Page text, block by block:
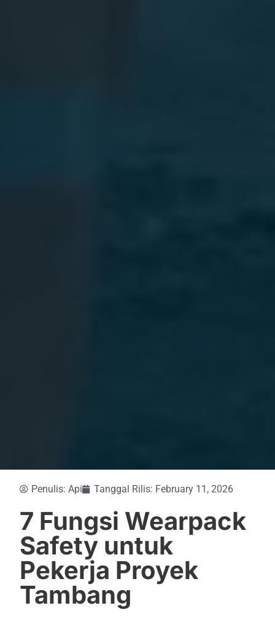
Penulis: Api Tanggal Rilis: February 11, 2026
7 Fungsi Wearpack
Safety untuk
Pekerja Proyek
Tambang